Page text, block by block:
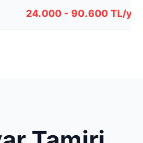
24.000 - 90.600 TL/yıl